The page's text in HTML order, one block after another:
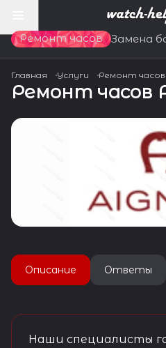
Ремонт часов Замена
Главная Услуги Ремонт часов
Ремонт часов
Описание Ответы
Наши специалисты